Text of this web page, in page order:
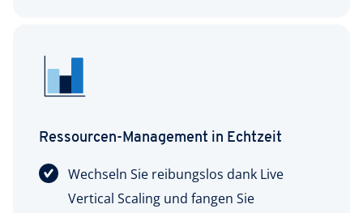
Ressourcen-Management in Echtzeit
Wechseln Sie reibungslos dank Live
Vertical Scaling und fangen Sie